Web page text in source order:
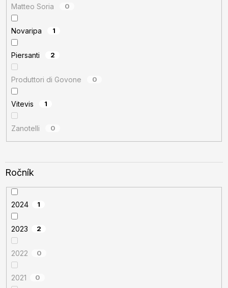
Matteo Soria 0
Novaripa 1
Piersanti 2
Produttori di Govone 0
Vitevis 1
Zanotelli 0
Ročník
2024 1
2023 2
2022 0
2021 0